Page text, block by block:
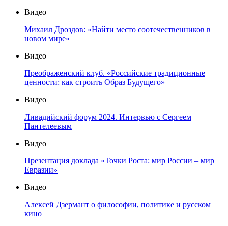
Видео
Михаил Дроздов: «Найти место соотечественников в
новом мире»
Видео
Преображенский клуб. «Российские традиционные
ценности: как строить Образ Будущего»
Видео
Ливадийский форум 2024. Интервью с Сергеем
Пантелеевым
Видео
Презентация доклада «Точки Роста: мир России – мир
Евразии»
Видео
Алексей Дзермант о философии, политике и русском
кино